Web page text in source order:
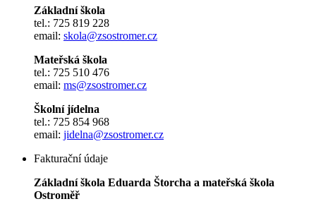
Základní škola
tel.: 725 819 228
email: skola@zsostromer.cz
Mateřská škola
tel.: 725 510 476
email: ms@zsostromer.cz
Školní jídelna
tel.: 725 854 968
email: jidelna@zsostromer.cz
Fakturační údaje
Základní škola Eduarda Štorcha a mateřská škola
Ostroměř